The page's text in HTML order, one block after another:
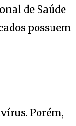
de Saúde
possuem
Porém,